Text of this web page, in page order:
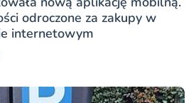
odroczone za zakupy w
internetowym